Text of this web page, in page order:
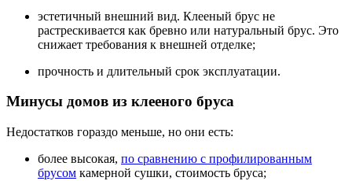
эстетичный внешний вид. Клееный брус не
растрескивается как бревно или натуральный брус. Это
снижает требования к внешней отделке;
прочность и длительный срок эксплуатации.
Минусы домов из клееного бруса
Недостатков гораздо меньше, но они есть:
более высокая, по сравнению с профилированным
брусом камерной сушки, стоимость бруса;